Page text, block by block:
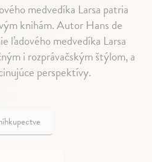
medvedíka Larsa patria
knihám. Autor Hans de
ľadového medvedíka Larsa
i rozprávačským štýlom, a
perspektívy.